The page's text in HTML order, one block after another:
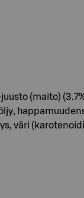
(maito)
väri